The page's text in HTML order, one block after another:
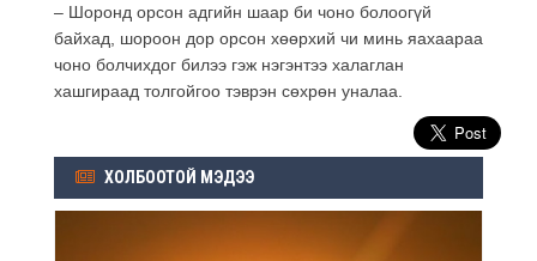
– Шоронд орсон адгийн шаар би чоно болоогүй
байхад, шороон дор орсон хөөрхий чи минь яахаараа
чоно болчихдог билээ гэж нэгэнтээ халаглан
хашгираад толгойгоо тэврэн сөхрөн уналаа.
ХОЛБООТОЙ МЭДЭЭ